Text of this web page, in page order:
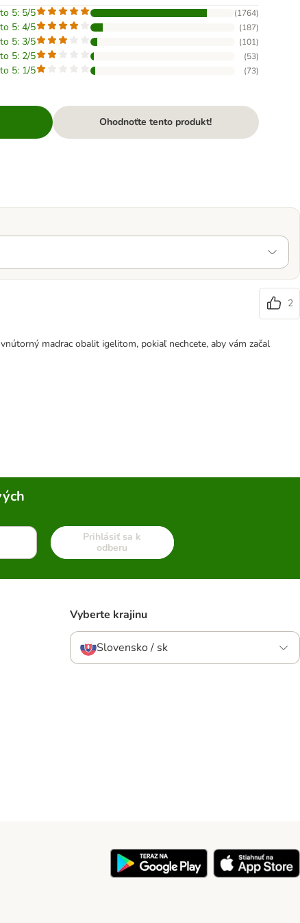
5: 5/5
(1764)
5: 4/5 (187)
5: 3/5 (101)
5: 2/5 (53)
5: 1/5 (73)
Ohodnoťte tento produkt!
2
madrac obalit igelitom, pokiaľ nechcete, aby vám začal
Prihlásiť sa k
odberu
Vyberte krajinu
Slovensko / sk